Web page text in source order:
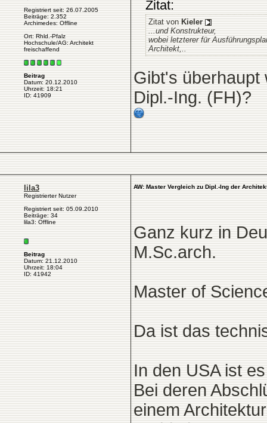
Registriert seit: 26.07.2005
Beiträge: 2.352
Archimedes: Offline
Ort: Rhld.-Pfalz
Hochschule/AG: Architekt
freischaffend
Beitrag
Datum: 20.12.2010
Uhrzeit: 18:21
ID: 41909
Zitat:
Zitat von Kieler
...und Konstrukteur,
wobei letzterer für
Architekt,..
Gibt's überhaupt
Dipl.-Ing. (FH)?
lila3
Registrierter Nutzer
Registriert seit: 05.09.2010
Beiträge: 34
lila3: Offline
Beitrag
Datum: 21.12.2010
Uhrzeit: 18:04
ID: 41942
AW: Master Vergleich zu Dipl.-Ing der
Ganz kurz in
M.Sc.arch.
Master of
Da ist das
In den USA ist
Bei deren
einem